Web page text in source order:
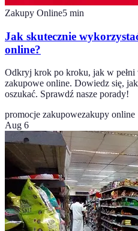
Zakupy Online5 min
Jak skutecznie
online?
Odkryj krok po kroku, jak w pełni
zakupowe online. Dowiedz się,
oszukać. Sprawdź nasze porady!
promocje zakupowezakupy online
Aug 6